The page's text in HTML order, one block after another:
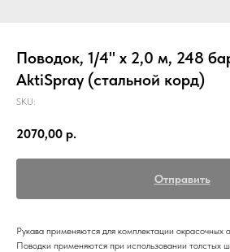
Поводок, 1/4" х 2,0 м, 248
AktiSpray (стальной корд)
SKU:
2070,00 р.
Отправить
Рукава применяются для комплектации окрасочных
Поводки применяются при использовании толстых